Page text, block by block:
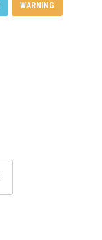
WARNING